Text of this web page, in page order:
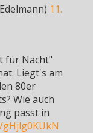
11.
für Nacht"
Liegt's am
80er
Wie auch
passt in